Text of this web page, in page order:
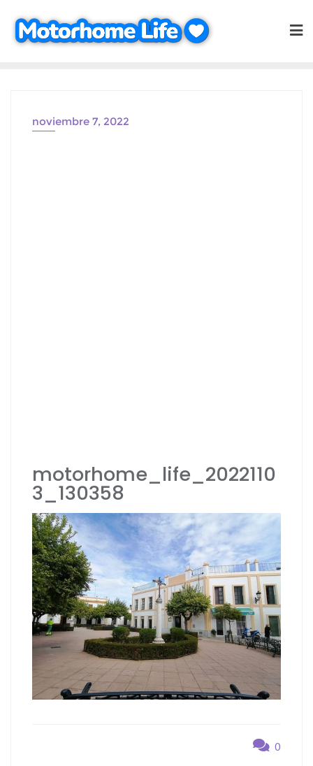
contenido
noviembre 7, 2022
motorhome_life_2022110
3_130358
0